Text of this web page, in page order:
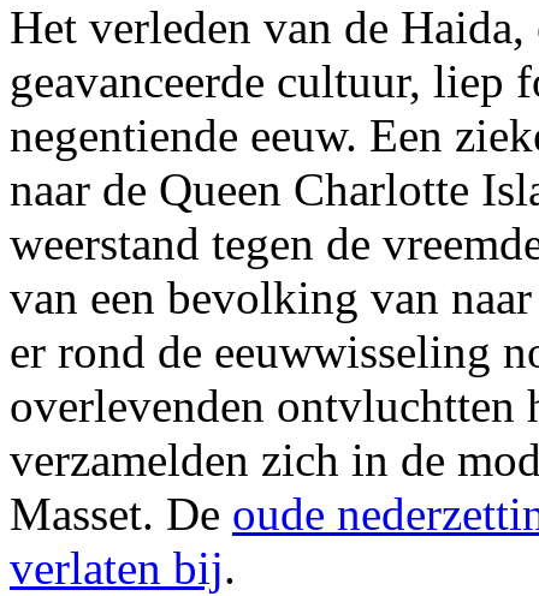
Het verleden van de
geavanceerde cultuur, liep
negentiende eeuw. Een
naar de Queen Charlotte
weerstand tegen de
van een bevolking van
er rond de eeuwwisseling
overlevenden ontvluchtten
verzamelden zich in de
Masset. De oude
verlaten bij.